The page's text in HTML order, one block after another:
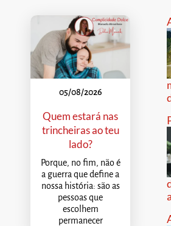
05/08/2026
Quem estará nas
trincheiras ao teu
lado?
Porque, no fim, não é
a guerra que define a
nossa história: são as
pessoas que
escolhem
permanecer